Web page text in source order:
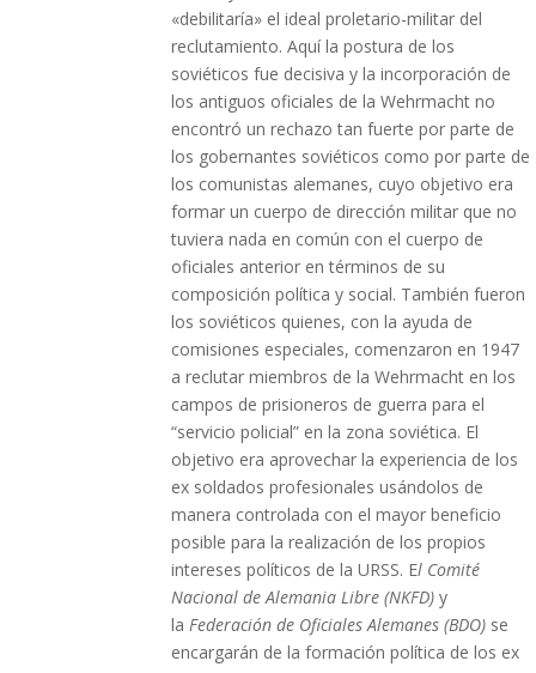
«debilitaría» el ideal proletario-militar del
reclutamiento. Aquí la postura de los
soviéticos fue decisiva y la incorporación de
los antiguos oficiales de la Wehrmacht no
encontró un rechazo tan fuerte por parte de
los gobernantes soviéticos como por parte de
los comunistas alemanes, cuyo objetivo era
formar un cuerpo de dirección militar que no
tuviera nada en común con el cuerpo de
oficiales anterior en términos de su
composición política y social. También fueron
los soviéticos quienes, con la ayuda de
comisiones especiales, comenzaron en 1947
a reclutar miembros de la Wehrmacht en los
campos de prisioneros de guerra para el
“servicio policial” en la zona soviética. El
objetivo era aprovechar la experiencia de los
ex soldados profesionales usándolos de
manera controlada con el mayor beneficio
posible para la realización de los propios
intereses políticos de la URSS. El Comité
Nacional de Alemania Libre (NKFD) y
laFederación de Oficiales Alemanes (BDO) se
encargarán de la formación política de los ex